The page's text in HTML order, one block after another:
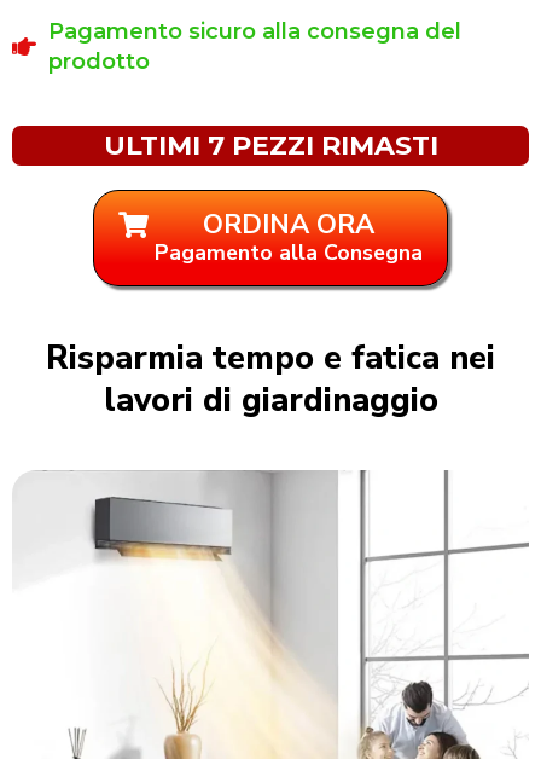
Pagamento sicuro alla consegna del
prodotto
ULTIMI 7 PEZZI RIMASTI
ORDINA ORA
Pagamento alla Consegna
Risparmia tempo e fatica nei
lavori di giardinaggio